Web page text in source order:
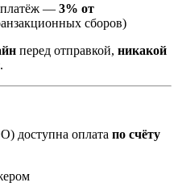
платёж — 3% от
сборов)
перед отправкой, никакой
.
доступна оплата по счёту